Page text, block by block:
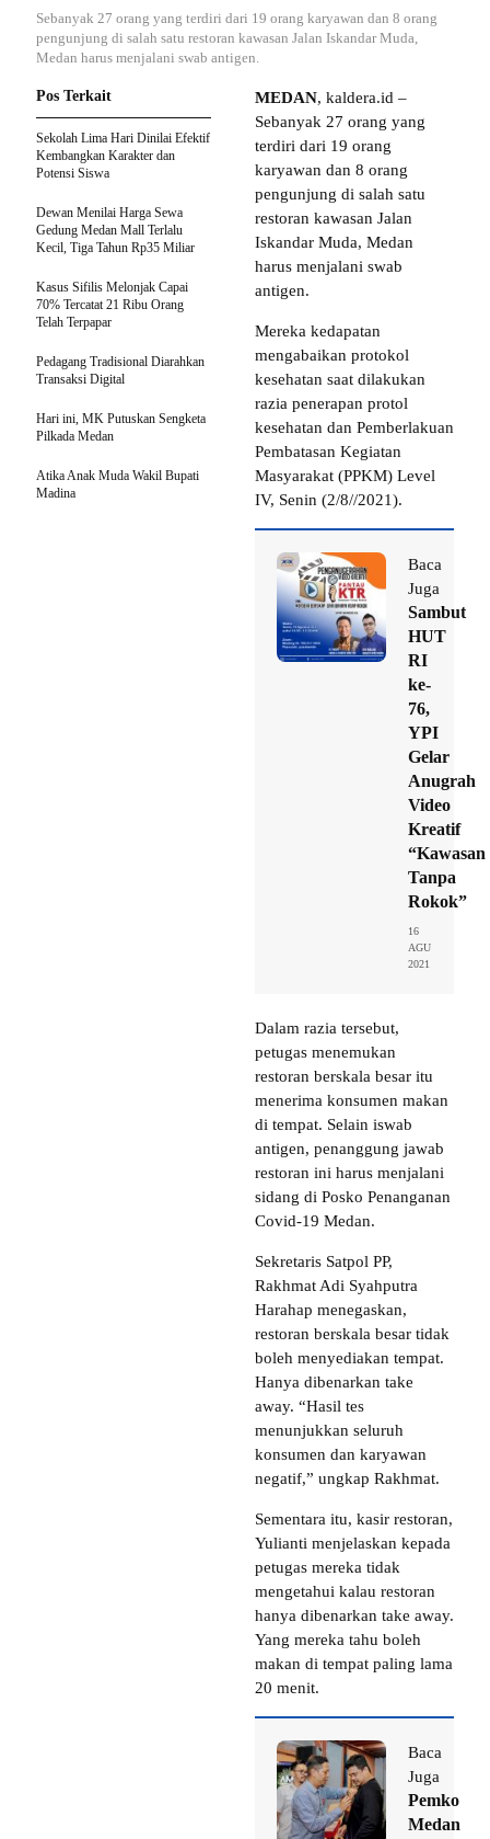
Sebanyak 27 orang yang terdiri dari 19 orang karyawan dan 8 orang
pengunjung di salah satu restoran kawasan Jalan Iskandar Muda,
Medan harus menjalani swab antigen.
MEDAN, kaldera.id –
Sebanyak 27 orang yang
terdiri dari 19 orang
karyawan dan 8 orang
pengunjung di salah satu
restoran kawasan Jalan
Iskandar Muda, Medan
harus menjalani swab
antigen.
Mereka kedapatan
mengabaikan protokol
kesehatan saat dilakukan
razia penerapan protol
kesehatan dan Pemberlakuan
Pembatasan Kegiatan
Masyarakat (PPKM) Level
IV, Senin (2/8//2021).
Baca
Juga
Sambut
HUT
RI
ke-
76,
YPI
Gelar
Anugrah
Video
Kreatif
“Kawasan
Tanpa
Rokok”
16
AGU
2021
Dalam razia tersebut,
petugas menemukan
restoran berskala besar itu
menerima konsumen makan
di tempat. Selain iswab
antigen, penanggung jawab
restoran ini harus menjalani
sidang di Posko Penanganan
Covid-19 Medan.
Sekretaris Satpol PP,
Rakhmat Adi Syahputra
Harahap menegaskan,
restoran berskala besar tidak
boleh menyediakan tempat.
Hanya dibenarkan take
away. “Hasil tes
menunjukkan seluruh
konsumen dan karyawan
negatif,” ungkap Rakhmat.
Sementara itu, kasir restoran,
Yulianti menjelaskan kepada
petugas mereka tidak
mengetahui kalau restoran
hanya dibenarkan take away.
Yang mereka tahu boleh
makan di tempat paling lama
20 menit.
Baca
Juga
Pemko
Medan
Pos Terkait
Sekolah Lima Hari Dinilai Efektif
Kembangkan Karakter dan
Potensi Siswa
Dewan Menilai Harga Sewa
Gedung Medan Mall Terlalu
Kecil, Tiga Tahun Rp35 Miliar
Kasus Sifilis Melonjak Capai
70% Tercatat 21 Ribu Orang
Telah Terpapar
Pedagang Tradisional Diarahkan
Transaksi Digital
Hari ini, MK Putuskan Sengketa
Pilkada Medan
Atika Anak Muda Wakil Bupati
Madina